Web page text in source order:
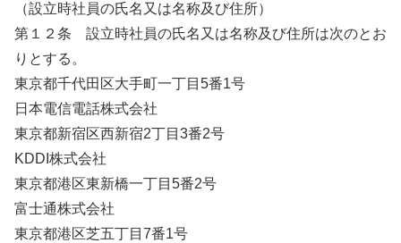
（設立時社員の氏名又は名称及び住所）
第１２条 設立時社員の氏名又は名称及び住所は次のとお
りとする。
東京都千代田区大手町一丁目5番1号
日本電信電話株式会社
東京都新宿区西新宿2丁目3番2号
KDDI株式会社
東京都港区東新橋一丁目5番2号
富士通株式会社
東京都港区芝五丁目7番1号